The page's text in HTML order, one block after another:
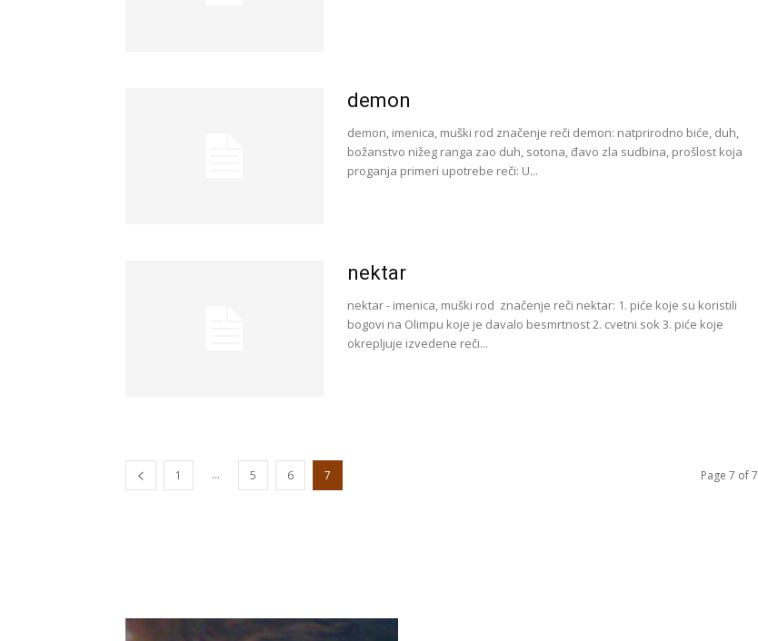
demon
demon, imenica, muški rod značenje reči demon: natprirodno biće, duh,
božanstvo nižeg ranga zao duh, sotona, đavo zla sudbina, prošlost koja
proganja primeri upotrebe reči: U...
nektar
nektar - imenica, muški rod značenje reči nektar: 1. piće koje su koristili
bogovi na Olimpu koje je davalo besmrtnost 2. cvetni sok 3. piće koje
okrepljuje izvedene reči...
1 ... 5 6 7 Page 7 of 7